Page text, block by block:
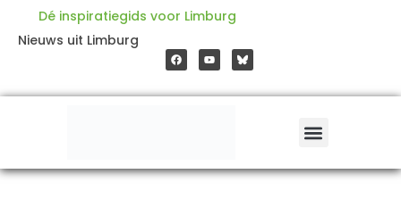
inhoud
Dé inspiratiegids voor Limburg
Nieuws uit Limburg
a
c
e
o
o
o
u
t
b
e